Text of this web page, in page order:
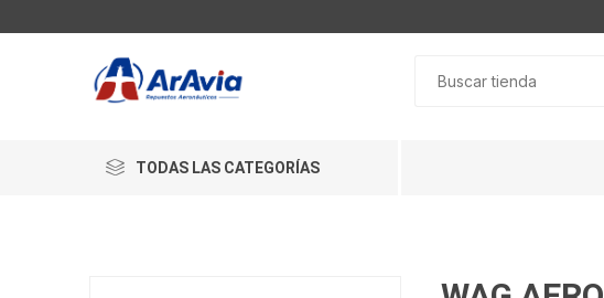
TODAS LAS CATEGORÍAS